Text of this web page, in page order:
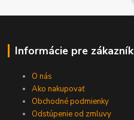
Informácie pre
O nás
Ako nakupovať
Obchodné podmienky
Odstúpenie od zmluvy